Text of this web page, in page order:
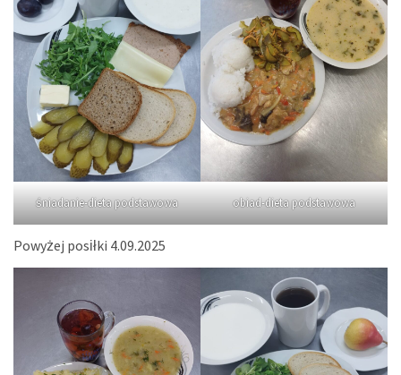
śniadanie-dieta podstawowa obiad-dieta podstawowa
Powyżej posiłki 4.09.2025